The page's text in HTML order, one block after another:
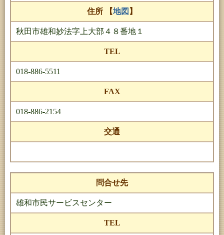
住所 【地図 】
秋田市雄和妙法字上大部４８番地１
TEL
018-886-5511
FAX
018-886-2154
交通
問合せ先
雄和市民サービスセンター
TEL